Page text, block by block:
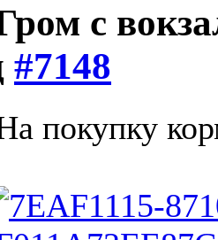
с
#7148
покупку